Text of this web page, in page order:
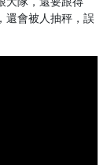
還會被人抽秤，誤